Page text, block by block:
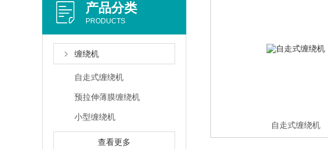
产品分类
PRODUCTS
缠绕机
自走式缠绕机
预拉伸薄膜缠绕机
小型缠绕机
查看更多
自走式缠绕机